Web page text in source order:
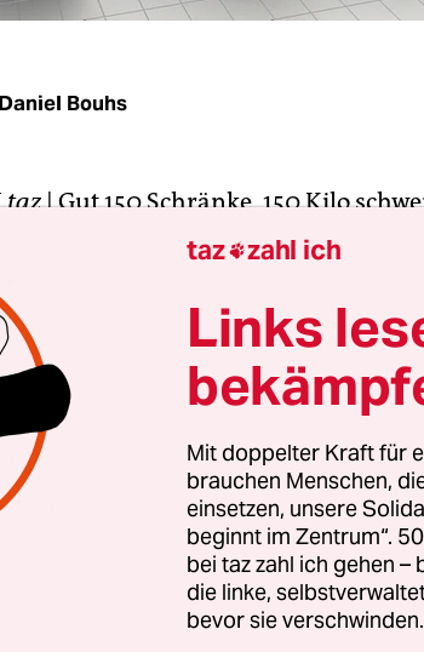
Daniel Bouhs
taz| Gut 150 Schränke, 150 Kilo
– das ist super, und weil
ist es der „SuperMUC“: eine
und größten ihrer Art auf
vor München entstehen
Die Maschine tastet zum Beispiel
berechnet die
ihren Verästelungen. Geologen
voraus, und
wird hier entworfen.
ist das Herzstück des Leibniz-
der Bayerischen Akademie der
taz zahl ich
Links
Mit doppelter Kraft für
brauchen Menschen,
einsetzen, unsere
beginnt im Zentrum“.
bei taz zahl ich gehen
die linke,
bevor sie